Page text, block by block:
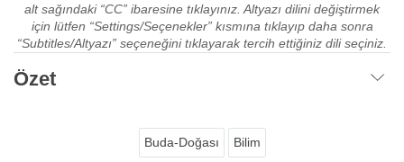
alt sağındaki “CC” ibaresine tıklayınız. Altyazı dilini değiştirmek
için lütfen “Settings/Seçenekler” kısmına tıklayıp daha sonra
“Subtitles/Altyazı” seçeneğini tıklayarak tercih ettiğiniz dili seçiniz.
Özet
Buda-Doğası Bilim